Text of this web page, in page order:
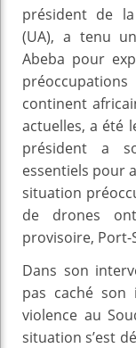
président de
(UA), a tenu
Abeba pour
continent
actuelles, a été
président a
essentiels pour
situation
de drones
provisoire, Port-
Dans son
pas caché son
violence au
situation s’est